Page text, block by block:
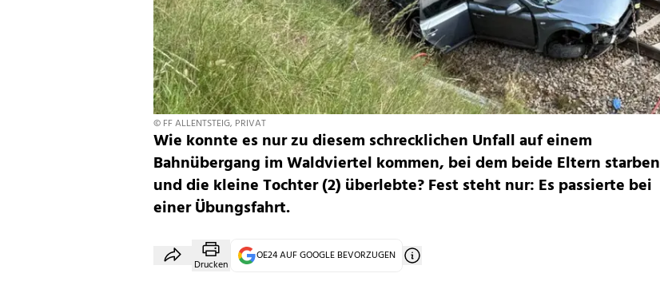
© FF ALLENTSTEIG, PRIVAT
Wie konnte es nur zu diesem schrecklichen Unfall auf einem
Bahnübergang im Waldviertel kommen, bei dem beide Eltern starben
und die kleine Tochter (2) überlebte? Fest steht nur: Es passierte bei
einer Übungsfahrt.
Drucken
OE24 AUF GOOGLE BEVORZUGEN